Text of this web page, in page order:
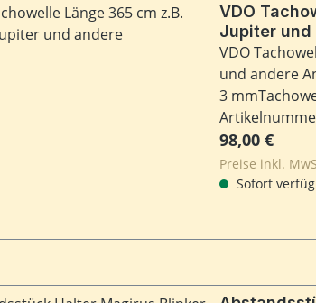
VDO
Jupiter und
VDO Tachowelle Länge 365 cm , z.B. für Magirus Jupiter
und andere
3
Regulärer
98,00 €
Preise inkl.
Sofort